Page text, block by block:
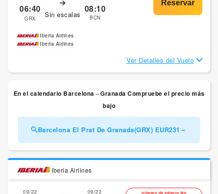
06:40
GRX Sin escalas 08:10
BCN
Iberia Airlines
Iberia Airlines
Ver Detalles del Vuelo
En el calendario Barcelona⇔Granada Compruebe el precio más
bajo
Barcelona El Prat De Granada(GRX) EUR231～
Iberia Airlines
09/22 09/22
número de asiento No